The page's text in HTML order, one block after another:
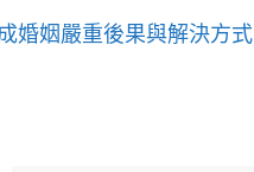
婚姻嚴重後果與解決方式